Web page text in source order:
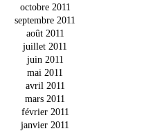
octobre 2011
septembre 2011
août 2011
juillet 2011
juin 2011
mai 2011
avril 2011
mars 2011
février 2011
janvier 2011